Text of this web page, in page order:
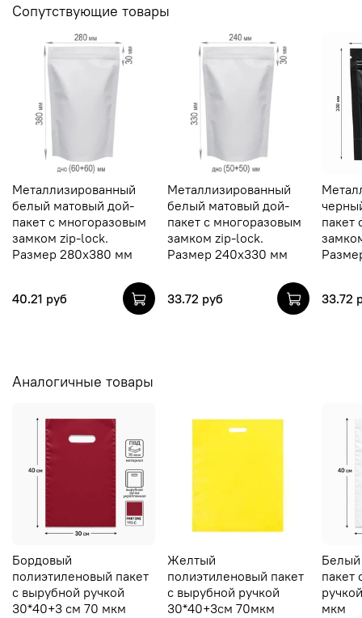
Сопутствующие товары
Металлизированный
белый матовый дой-
пакет с многоразовым
замком zip-lock.
Размер 280х380 мм
40.21 руб
Металлизированный
белый матовый дой-
пакет с многоразовым
замком zip-lock.
Размер 240х330 мм
33.72 руб
пакет
33.72
Аналогичные товары
Бордовый
полиэтиленовый пакет
с вырубной ручкой
30*40+3 см 70 мкм
Желтый
полиэтиленовый пакет
с вырубной ручкой
30*40+3см 70мкм
Белый
пакет
мкм